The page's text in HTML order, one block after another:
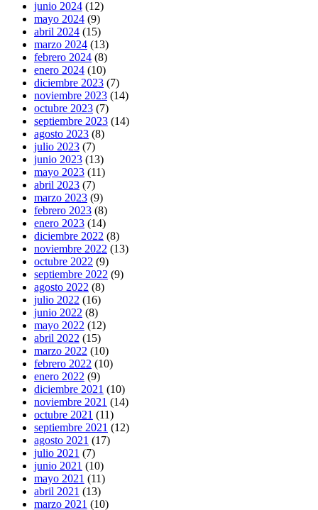
junio 2024 (12)
mayo 2024 (9)
abril 2024 (15)
marzo 2024 (13)
febrero 2024 (8)
enero 2024 (10)
diciembre 2023 (7)
noviembre 2023 (14)
octubre 2023 (7)
septiembre 2023 (14)
agosto 2023 (8)
julio 2023 (7)
junio 2023 (13)
mayo 2023 (11)
abril 2023 (7)
marzo 2023 (9)
febrero 2023 (8)
enero 2023 (14)
diciembre 2022 (8)
noviembre 2022 (13)
octubre 2022 (9)
septiembre 2022 (9)
agosto 2022 (8)
julio 2022 (16)
junio 2022 (8)
mayo 2022 (12)
abril 2022 (15)
marzo 2022 (10)
febrero 2022 (10)
enero 2022 (9)
diciembre 2021 (10)
noviembre 2021 (14)
octubre 2021 (11)
septiembre 2021 (12)
agosto 2021 (17)
julio 2021 (7)
junio 2021 (10)
mayo 2021 (11)
abril 2021 (13)
marzo 2021 (10)